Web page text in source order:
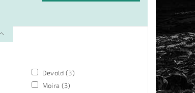
Devold(3)
Moira (3)